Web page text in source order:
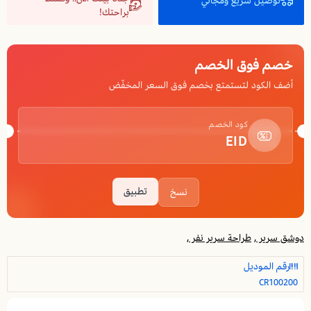
براحتك!
خصم فوق الخصم
أضف الكود لتستمتع بخصم فوق السعر المخفّض
كود الخصم
EID
نسخ تطبيق
دوشق سرير ,طراحة سرير نفر ,
رقم الموديل
CR100200